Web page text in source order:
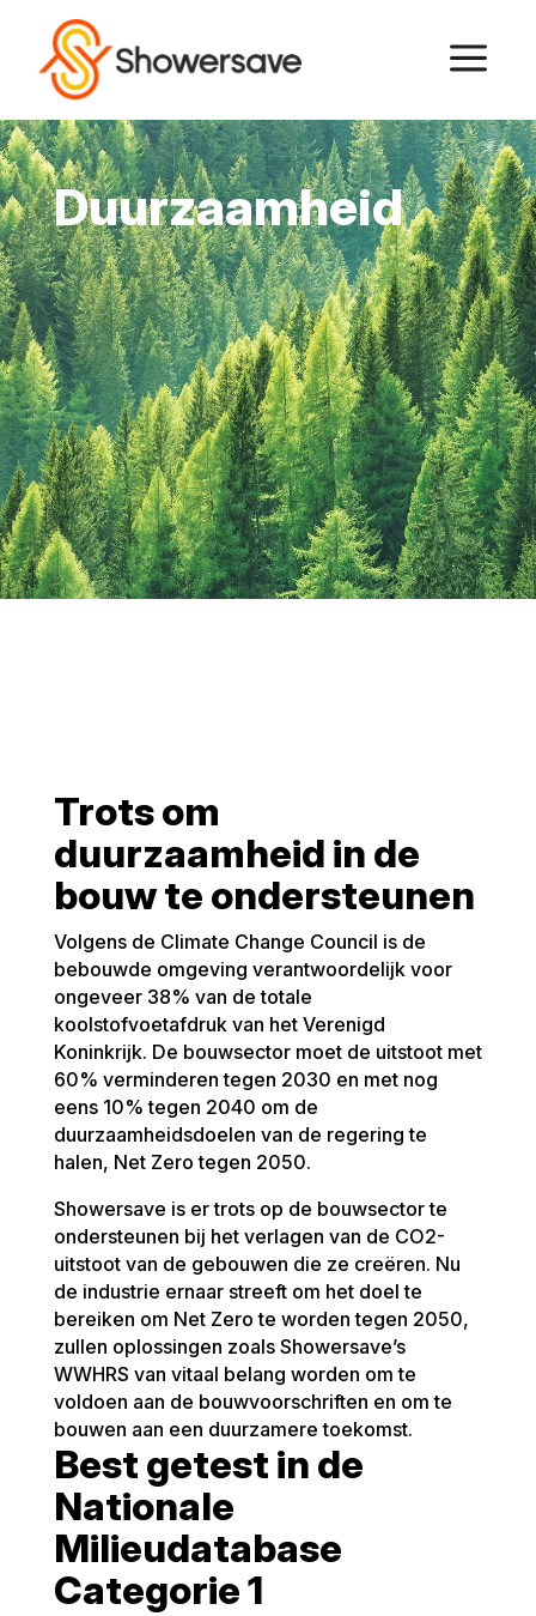
a
Duurzaamheid
Trots om
duurzaamheid in de
bouw te ondersteunen
Volgens de Climate Change Council is de
bebouwde omgeving verantwoordelijk voor
ongeveer 38% van de totale
koolstofvoetafdruk van het Verenigd
Koninkrijk. De bouwsector moet de uitstoot met
60% verminderen tegen 2030 en met nog
eens 10% tegen 2040 om de
duurzaamheidsdoelen van de regering te
halen, Net Zero tegen 2050.
Showersave is er trots op de bouwsector te
ondersteunen bij het verlagen van de CO2-
uitstoot van de gebouwen die ze creëren. Nu
de industrie ernaar streeft om het doel te
bereiken om Net Zero te worden tegen 2050,
zullen oplossingen zoals Showersave’s
WWHRS van vitaal belang worden om te
voldoen aan de bouwvoorschriften en om te
bouwen aan een duurzamere toekomst.
Best getest in de
Nationale
Milieudatabase
Categorie 1